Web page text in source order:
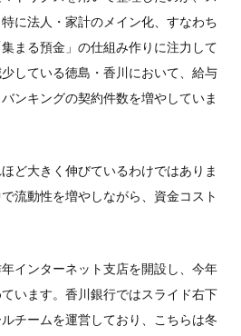
に法人・家計のメイン化、すなわち
まる預金」の仕組み作りに注力して
している徳島・香川において、給与
ンキングの契約件数を増やしていま
ど大きく伸びているわけではありま
流動性を増やしながら、資金コスト
インターネット支店を開設し、今年
います。香川銀行ではスライド右下
チームを運営しており、こちらは冬